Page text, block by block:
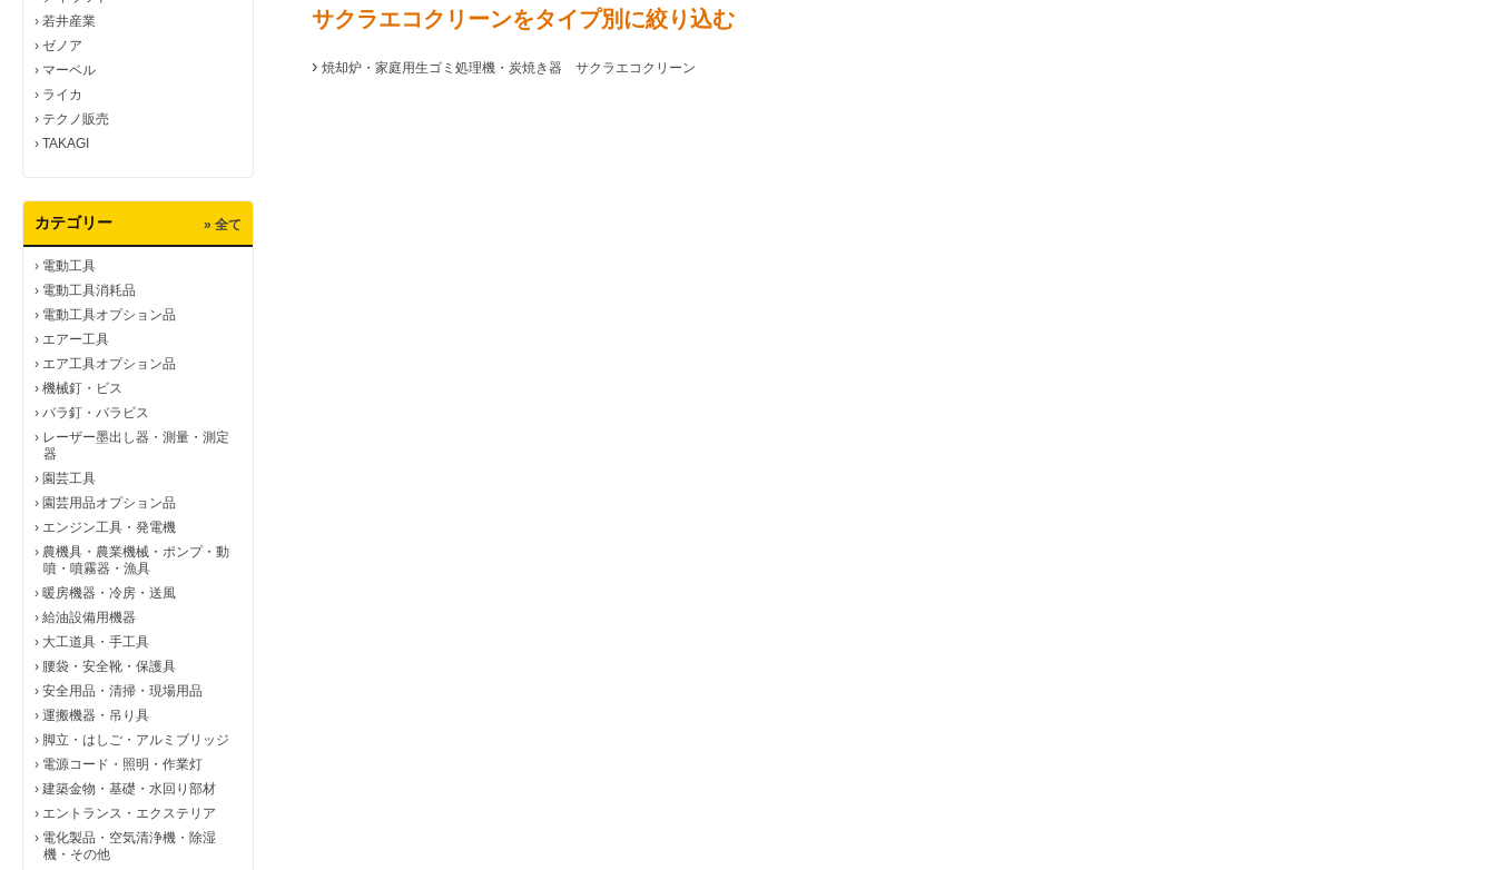
› 若井産業
› ゼノア
› マーベル
› ライカ
› テクノ販売
› TAKAGI
カテゴリー » 全て
› 電動工具
› 電動工具消耗品
› 電動工具オプション品
› エアー工具
› エア工具オプション品
› 機械釘・ビス
› バラ釘・バラビス
› レーザー墨出し器・測量・測定
器
› 園芸工具
› 園芸用品オプション品
› エンジン工具・発電機
› 農機具・農業機械・ポンプ・動
噴・噴霧器・漁具
› 暖房機器・冷房・送風
› 給油設備用機器
› 大工道具・手工具
› 腰袋・安全靴・保護具
› 安全用品・清掃・現場用品
› 運搬機器・吊り具
› 脚立・はしご・アルミブリッジ
› 電源コード・照明・作業灯
› 建築金物・基礎・水回り部材
› エントランス・エクステリア
› 電化製品・空気清浄機・除湿
機・その他
サクラエコクリーンをタイプ別に絞り込む
› 焼却炉・家庭用生ゴミ処理機・炭焼き器 サクラエコクリーン